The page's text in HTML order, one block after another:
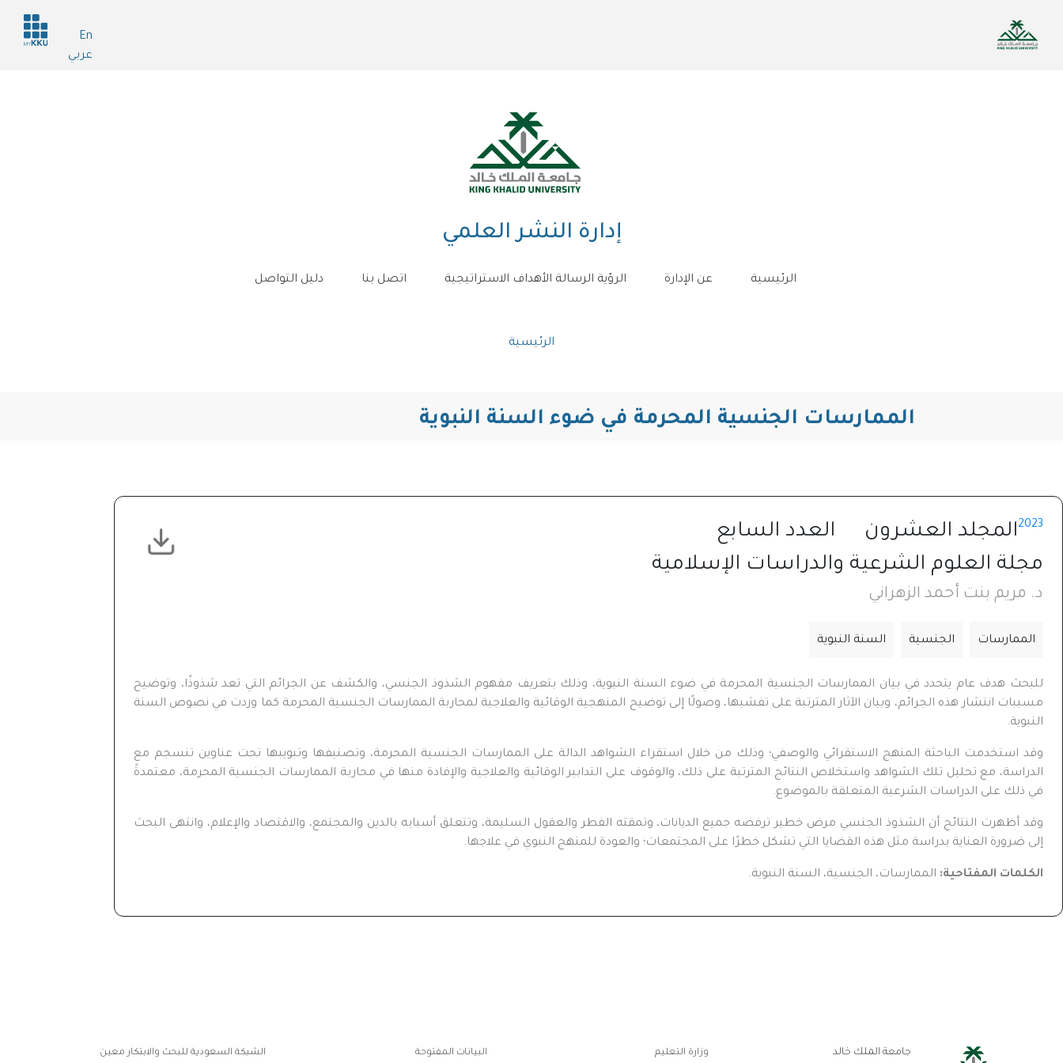
المحتوى
En
عربي
Header
services
إدارة النشر العلمي
الرئيسية عن الإدارة الرؤية الرسالة الأهداف الاستراتيجية اتصل بنا دليل التواصل
مسار
الرئيسية
الممارسات الجنسية المحرمة في ضوء السنة النبوية
2023المجلد العشرون
العدد السابع
مجلة العلوم الشرعية والدراسات الإسلامية
د. مريم بنت أحمد الزهراني
الممارسات الجنسية السنة النبوية
للبحث هدف عام يتحدد في بيان الممارسات الجنسية المحرمة في ضوء السنة النبوية، وذلك بتعريف مفهوم الشذوذ الجنسي، والكشف عن الجرائم التي تعد شذوذًا، وتوضيح
مسببات انتشار هذه الجرائم، وبيان الآثار المترتبة على تفشيها، وصولًا إلى توضيح المنهجية الوقائية والعلاجية لمحاربة الممارسات الجنسية المحرمة كما وردت في نصوص السنة
النبوية.
وقد استخدمت الباحثة المنهج الاستقرائي والوصفي؛ وذلك من خلال استقراء الشواهد الدالة على الممارسات الجنسية المحرمة، وتصنيفها وتبويبها تحت عناوين تنسجم مع
الدراسة، مع تحليل تلك الشواهد واستخلاص النتائج المترتبة على ذلك، والوقوف على التدابير الوقائية والعلاجية والإفادة منها في محاربة الممارسات الجنسية المحرمة، معتمدةً
في ذلك على الدراسات الشرعية المتعلقة بالموضوع.
وقد أظهرت النتائج أن الشذوذ الجنسي مرض خطير ترفضه جميع الديانات، وتمقته الفطر والعقول السليمة، وتتعلق أسبابه بالدين والمجتمع، والاقتصاد والإعلام، وانتهى البحث
إلى ضرورة العناية بدراسة مثل هذه القضايا التي تشكل خطرًا على المجتمعات؛ والعودة للمنهج النبوي في علاجها.
الكلمات المفتاحية: الممارسات، الجنسية، السنة النبوية.
جامعة الملك خالد روابط
وزارة التعليم البيانات المفتوحة الشبكة السعودية للبحث والابتكار معين